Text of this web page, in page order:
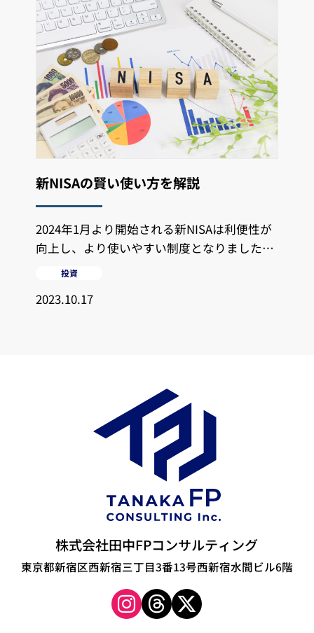
新NISAの賢い使い方を解説
2024年1月より開始される新NISAは利便性が
向上し、より使いやすい制度となりました。
新NISAを有効活用できるか否か
投資
2023.10.17
株式会社田中FPコンサルティング
東京都新宿区西新宿三丁目3番13号西新宿水間ビル6階